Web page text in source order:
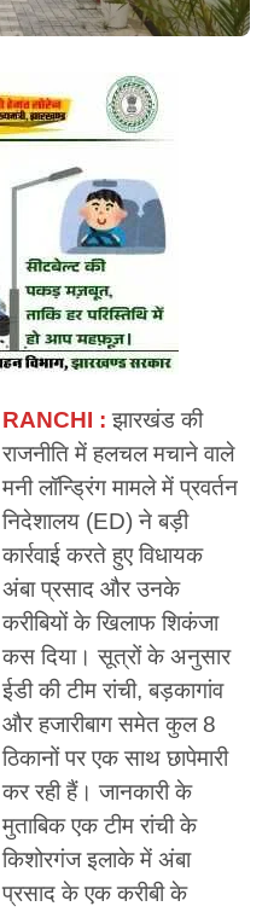
RANCHI : झारखंड की
राजनीति में हलचल मचाने वाले
मनी लॉन्ड्रिंग मामले में प्रवर्तन
निदेशालय (ED) ने बड़ी
कार्रवाई करते हुए विधायक
अंबा प्रसाद और उनके
करीबियों के खिलाफ शिकंजा
कस दिया। सूत्रों के अनुसार
ईडी की टीम रांची, बड़कागांव
और हजारीबाग समेत कुल 8
ठिकानों पर एक साथ छापेमारी
कर रही हैं। जानकारी के
मुताबिक एक टीम रांची के
किशोरगंज इलाके में अंबा
प्रसाद के एक करीबी के